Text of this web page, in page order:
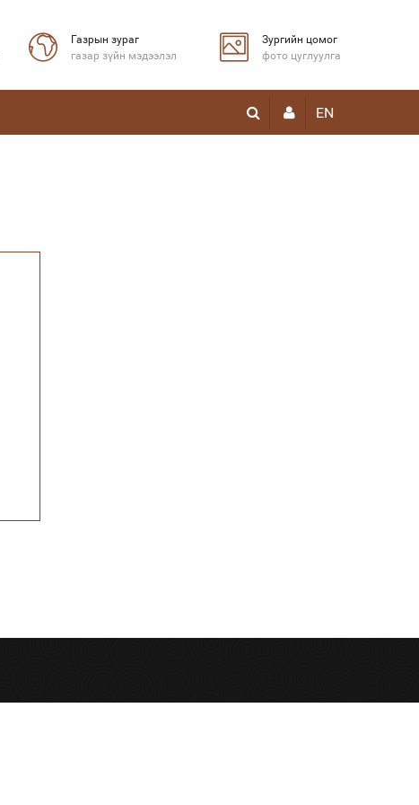
Газрын зураг
газар зүйн мэдээлэл
Зургийн цомог
фото цуглуулга
EN